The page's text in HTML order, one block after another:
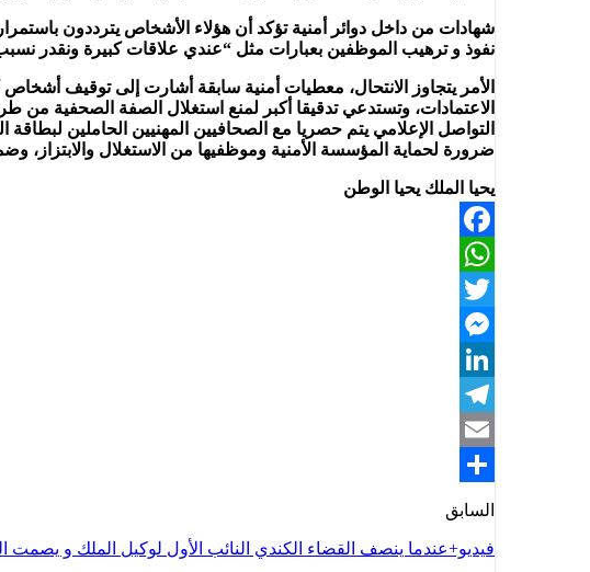
شهادات من داخل دوائر أمنية تؤكد أن هؤلاء الأشخاص يترددون
نفوذ و ترهيب الموظفين بعبارات مثل “عندي علاقات كبيرة ونقدر
الأمر يتجاوز الانتحال، معطيات أمنية سابقة أشارت إلى توقيف
الاعتمادات، وتستدعي تدقيقا أكبر لمنع استغلال الصفة الصحفية
التواصل الإعلامي يتم حصريا مع الصحافيين المهنيين الحاملين
ضرورة لحماية المؤسسة الأمنية وموظفيها من الاستغلال والابتزاز،
يحيا الملك يحيا الوطن
Facebook
WhatsApp
Twitter
Messenger
LinkedIn
Telegram
Email
Share
السابق
فيديو+عندما ينصف القضاء الكندي النائب الأول لوكيل الملك و يصمت